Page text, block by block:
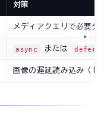
対策
メディアクエリで必要分
async または defer
画像の遅延読み込み（